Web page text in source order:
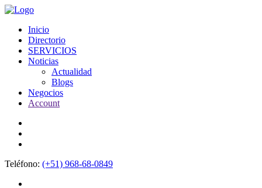
Inicio
Directorio
SERVICIOS
Noticias
Actualidad
Blogs
Negocios
Account
Teléfono: (+51) 968-68-0849